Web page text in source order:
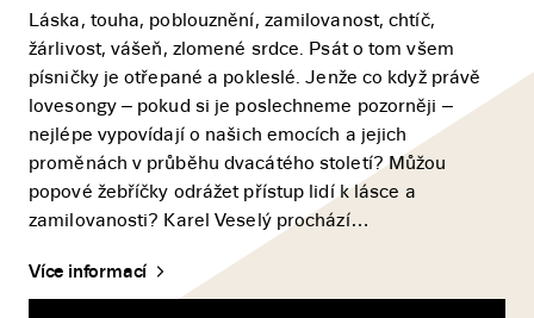
Láska, touha, poblouznění, zamilovanost, chtíč,
žárlivost, vášeň, zlomené srdce. Psát o tom všem
písničky je otřepané a pokleslé. Jenže co když právě
lovesongy – pokud si je poslechneme pozorněji –
nejlépe vypovídají o našich emocích a jejich
proměnách v průběhu dvacátého století? Můžou
popové žebříčky odrážet přístup lidí k lásce a
zamilovanosti? Karel Veselý prochází…
Více informací